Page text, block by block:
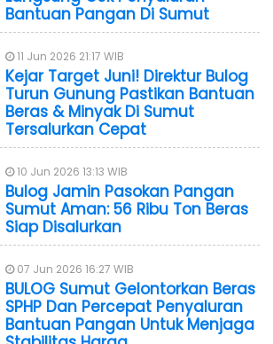
Bantuan Pangan Di Sumut
11 Jun 2026 21:17 WIB
Kejar Target Juni! Direktur Bulog
Turun Gunung Pastikan Bantuan
Beras & Minyak Di Sumut
Tersalurkan Cepat
10 Jun 2026 13:13 WIB
Bulog Jamin Pasokan Pangan
Sumut Aman: 56 Ribu Ton Beras
Siap Disalurkan
07 Jun 2026 16:27 WIB
BULOG Sumut Gelontorkan Beras
SPHP Dan Percepat Penyaluran
Bantuan Pangan Untuk Menjaga